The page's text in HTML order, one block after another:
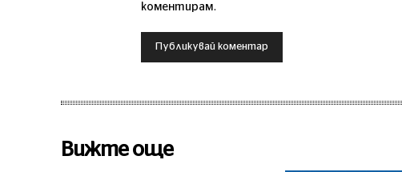
коментирам.
Вижте още